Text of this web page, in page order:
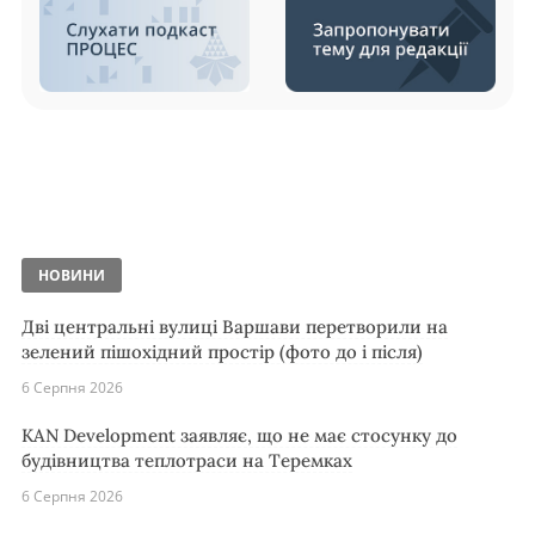
НОВИНИ
Дві центральні вулиці Варшави перетворили на
зелений пішохідний простір (фото до і після)
6 Серпня 2026
KAN Development заявляє, що не має стосунку до
будівництва теплотраси на Теремках
6 Серпня 2026